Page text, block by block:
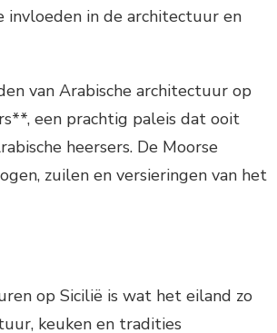
invloeden in de architectuur en
van Arabische architectuur op
een prachtig paleis dat ooit
heersers. De Moorse
zuilen en versieringen van het
op Sicilië is wat het eiland zo
keuken en tradities